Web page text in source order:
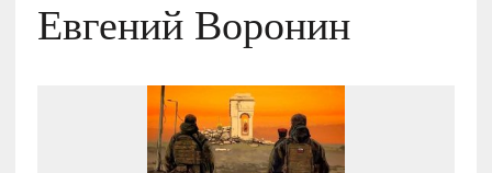
Евгений Воронин